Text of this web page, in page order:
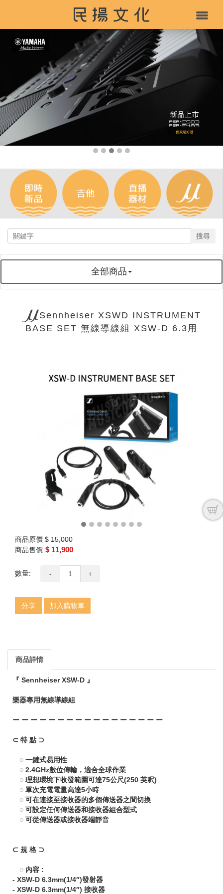
搜尋
全部商品
Sennheiser XSWD INSTRUMENT
BASE SET 無線導線組 XSW-D 6.3用
商品原價 $ 15,000
商品售價 $ 11,900
數量: - +
分享 加入購物車
商品詳情
『 Sennheiser XSW-D 』
樂器專用無線導線組
ー ー ー ー ー ー ー ー ー ー ー ー ー ー ー ー ー
⊂ 特 點 ⊃
◌ 一鍵式易用性
◌ 2.4GHz數位傳輸，適合全球作業
◌ 理想環境下收發範圍可達75公尺(250 英呎)
◌ 單次充電電量高達5小時
◌ 可在連接至接收器的多個傳送器之間切換
◌ 可設定任何傳送器和接收器組合型式
◌ 可從傳送器或接收器端靜音
⊂ 規 格 ⊃
◌ 內容 :
‐ XSW-D 6.3mm(1/4″)發射器
‐ XSW-D 6.3mm(1/4″) 接收器